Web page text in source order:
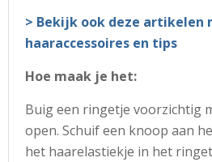
> Bekijk ook deze artikelen
haaraccessoires en tips
Hoe maak je het:
Buig een ringetje voorzichtig
open. Schuif een knoop aan
het haarelastiekje in het